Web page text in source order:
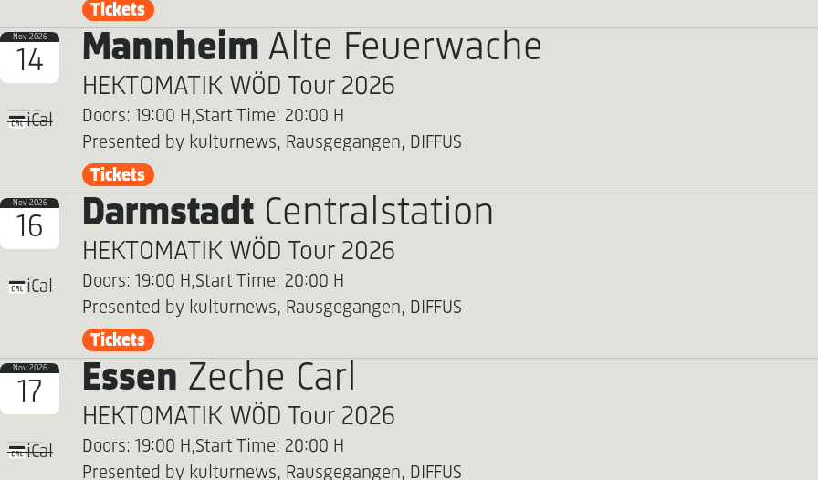
Tickets
Nov 2026
14
iCal
Mannheim Alte Feuerwache
HEKTOMATIK WÖD Tour 2026
Doors: 19:00 H,Start Time: 20:00 H
Presented by kulturnews, Rausgegangen, DIFFUS
Tickets
Nov 2026
16
iCal
Darmstadt Centralstation
HEKTOMATIK WÖD Tour 2026
Doors: 19:00 H,Start Time: 20:00 H
Presented by kulturnews, Rausgegangen, DIFFUS
Tickets
Nov 2026
17
iCal
Essen Zeche Carl
HEKTOMATIK WÖD Tour 2026
Doors: 19:00 H,Start Time: 20:00 H
Presented by kulturnews, Rausgegangen, DIFFUS